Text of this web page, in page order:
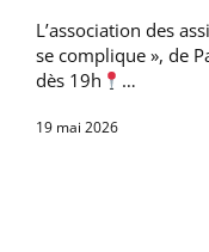
L’association des
se complique », de
dès 19h
…
19 mai 2026